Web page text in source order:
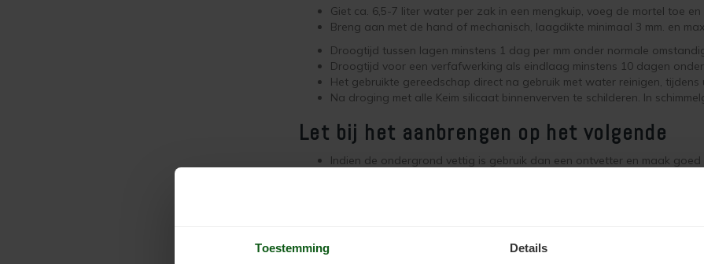
Toestemming Details
Giet ca. 6,5-7 liter water per zak in een mengkuip, voeg de mortel toe
Breng aan met de hand of mechanisch, laagdikte minimaal 3 mm. en
Droogtijd tussen lagen minstens 1 dag per mm onder normale
Droogtijd voor een verfafwerking als eindlaag minstens 10 dagen
Het gebruikte gereedschap direct na gebruik met water reinigen,
Na droging met alle Keim silicaat binnenverven te schilderen. In
Let bij het aanbrengen op het volgende
Indien de ondergrond vettig is gebruik dan een ontvetter en maak
Bijzonder gladde ondergronden opruwen.